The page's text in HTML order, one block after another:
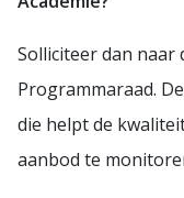
Solliciteer dan naar
Programmaraad.
die helpt de
aanbod te